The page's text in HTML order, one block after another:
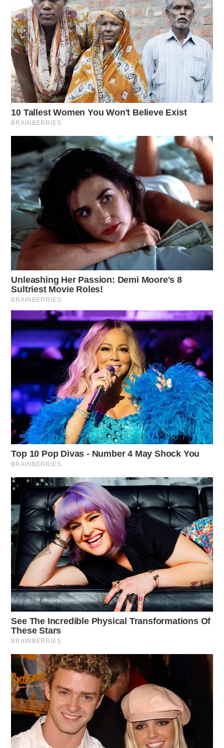
➤Ho analizzato questo esercizio per gli addominali,
il 90% delle persone lo fa male
➤Non solo frutta secca, le prugne secche fanno
questo al tuo organismo
➤Un esperto di pulizie rivela il trucco della carta
igienica e aceto che risolve questo problema del
bagno
➤Non è spazzatura, la buccia d’arancia fa miracoli
nel tuo giardino
➤Né solitudine né stress, questo legame emotivo
protegge davvero la salute mentale
Influenza delle stagioni sui capelli
Le stagioni influiscono notevolmente sui capelli. Durante
l’estate, il caldo e l’umidità possono far sembrare il taglio
gonfio, mentre l’inverno può determinare secchezza e
fragilità. È bene adattare i propri prodotti e routine alle
condizioni climatiche. Ad esempio, un buon idratante
diventa essenziale per mantenere la salute della chioma nei
Adatta i prodotti ai cambiamenti climatici
Idratazione costanteper affrontare la secchezza
Protezione dai raggi solarinei mesi estivi.
Percezione personale e comunicazione con il parrucchiere
La percezione del proprio aspetto è strettamente legata
all’autostima. Un taglio di capelli deve riflettere chi si è
realmente. Se si avverte una disconnessione tra l’immagine
proposta e la propria identità, è essenziale comunicarlo al
parrucchiere. Il dialogo aperto può guidare verso un
cambiamento più soddisfacente, permettendo di esprimere
chiaramente i desideri e le preoccupazioni.
➤Né burro né olio, questo segreto rende la torta di
mele incredibilmente morbida
➤Né forno né lievito, questi quadrotti ricotta e
limone si fanno in una ciotola
Perché non riesci a stare in equilibrio per 10
secondi dopo i 60 anni
➤Perché dietro i suoi fiori sgargianti si nasconde un
potere che molti riscoprono nell’orto
➤Una pasticcera rivela come fare la torta di mele
senza farina in 15 minuti
Strategie per migliorare l’aspetto dei capelli corti
Gestire la ricrescita non deve risultare complicato. Esistono
diverse strategie per mantenere i capelli freschi e
accattivanti. La chiave è conoscere alcuni trucchi pratici:
Cambiare il proprio styling utilizzando prodotti che
permettano di ottenere nuovi look.